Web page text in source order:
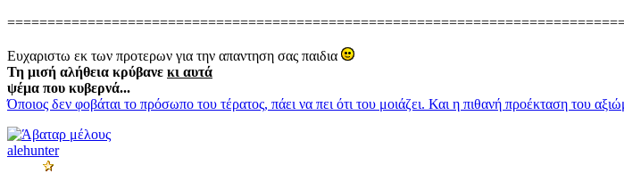
Ευχαριστω εκ των προτερων για την απαντηση σας παιδια
Τη μισή αλήθεια κρύβανε κι αυτά
ψέμα που κυβερνά...
Όποιος δεν φοβάται το πρόσωπο του τέρατος, πάει να πει ότι του μοιάζει. Και η πιθανή προέκταση του
alehunter